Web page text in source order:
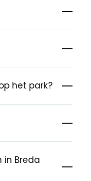
het park?
in Breda